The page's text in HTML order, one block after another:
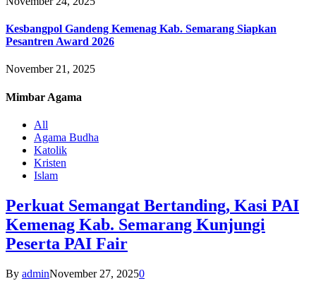
Kesbangpol Gandeng Kemenag Kab. Semarang Siapkan
Pesantren Award 2026
November 21, 2025
Mimbar Agama
All
Agama Budha
Katolik
Kristen
Islam
Perkuat Semangat Bertanding, Kasi PAI
Kemenag Kab. Semarang Kunjungi
Peserta PAI Fair
By adminNovember 27, 20250